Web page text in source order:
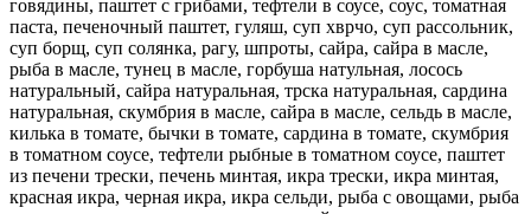
говядины, паштет с грибами, тефтели в соусе, соус, томатная
паста, печеночный паштет, гуляш, суп хврчо, суп рассольник,
суп борщ, суп солянка, рагу, шпроты, сайра, сайра в масле,
рыба в масле, тунец в масле, горбуша натульная, лосось
натуральный, сайра натуральная, трска натуральная, сардина
натуральная, скумбрия в масле, сайра в масле, сельдь в масле,
килька в томате, бычки в томате, сардина в томате, скумбрия
в томатном соусе, тефтели рыбные в томатном соусе, паштет
из печени трески, печень минтая, икра трески, икра минтая,
красная икра, черная икра, икра сельди, рыба с овощами, рыба